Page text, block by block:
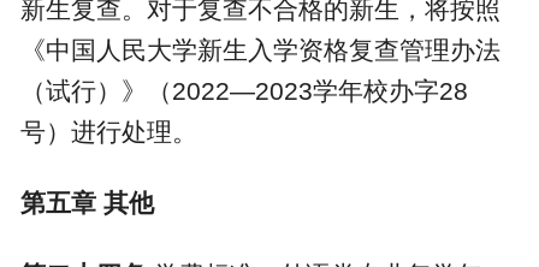
新生复查。对于复查不合格的新生，将按照
《中国人民大学新生入学资格复查管理办法
（试行）》（2022—2023学年校办字28
号）进行处理。
第五章 其他